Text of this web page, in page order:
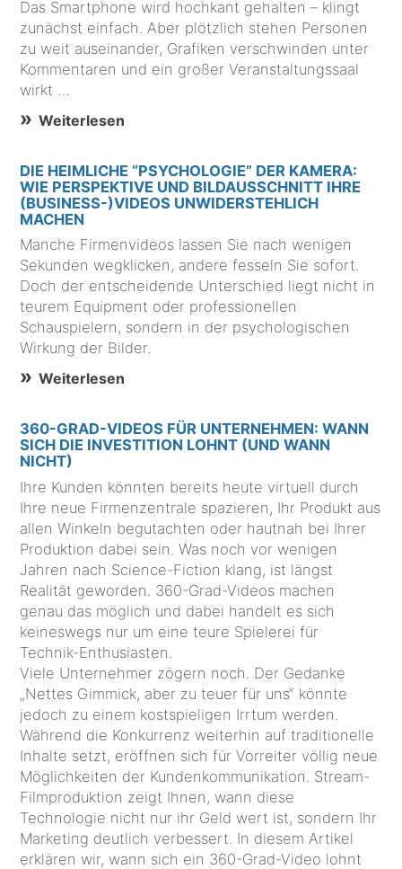
Das Smartphone wird hochkant gehalten – klingt
zunächst einfach. Aber plötzlich stehen Personen
zu weit auseinander, Grafiken verschwinden unter
Kommentaren und ein großer Veranstaltungssaal
wirkt …
Weiterlesen
DIE HEIMLICHE “PSYCHOLOGIE” DER KAMERA:
WIE PERSPEKTIVE UND BILDAUSSCHNITT IHRE
(BUSINESS-)VIDEOS UNWIDERSTEHLICH
MACHEN
Manche Firmenvideos lassen Sie nach wenigen
Sekunden wegklicken, andere fesseln Sie sofort.
Doch der entscheidende Unterschied liegt nicht in
teurem Equipment oder professionellen
Schauspielern, sondern in der psychologischen
Wirkung der Bilder.
Weiterlesen
360-GRAD-VIDEOS FÜR UNTERNEHMEN: WANN
SICH DIE INVESTITION LOHNT (UND WANN
NICHT)
Ihre Kunden könnten bereits heute virtuell durch
Ihre neue Firmenzentrale spazieren, Ihr Produkt aus
allen Winkeln begutachten oder hautnah bei Ihrer
Produktion dabei sein. Was noch vor wenigen
Jahren nach Science-Fiction klang, ist längst
Realität geworden. 360-Grad-Videos machen
genau das möglich und dabei handelt es sich
keineswegs nur um eine teure Spielerei für
Technik-Enthusiasten.
Viele Unternehmer zögern noch. Der Gedanke
„Nettes Gimmick, aber zu teuer für uns“ könnte
jedoch zu einem kostspieligen Irrtum werden.
Während die Konkurrenz weiterhin auf traditionelle
Inhalte setzt, eröffnen sich für Vorreiter völlig neue
Möglichkeiten der Kundenkommunikation. Stream-
Filmproduktion zeigt Ihnen, wann diese
Technologie nicht nur ihr Geld wert ist, sondern Ihr
Marketing deutlich verbessert. In diesem Artikel
erklären wir, wann sich ein 360-Grad-Video lohnt